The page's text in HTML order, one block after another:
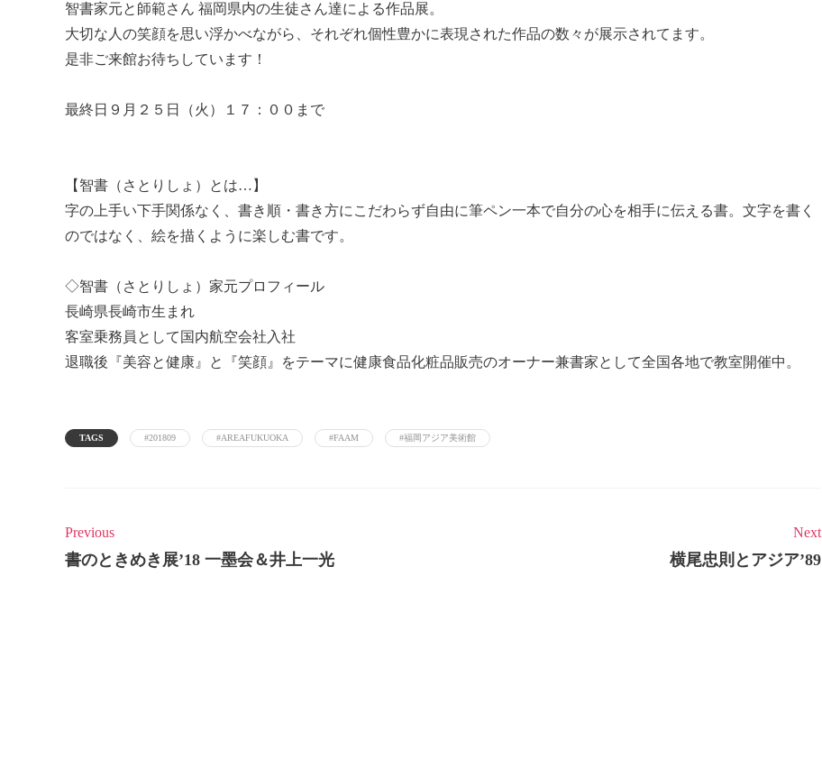
智書家元と師範さん 福岡県内の生徒さん達による作品展。
大切な人の笑顔を思い浮かべながら、それぞれ個性豊かに表現された作品の数々が展示されてます。
是非ご来館お待ちしています！
最終日９月２５日（火）１７：００まで
【智書（さとりしょ）とは…】
字の上手い下手関係なく、書き順・書き方にこだわらず自由に筆ペン一本で自分の心を相手に伝える書。文字を書く
のではなく、絵を描くように楽しむ書です。
◇智書（さとりしょ）家元プロフィール
長崎県長崎市生まれ
客室乗務員として国内航空会社入社
退職後『美容と健康』と『笑顔』をテーマに健康食品化粧品販売のオーナー兼書家として全国各地で教室開催中。
TAGS #201809 #AREAFUKUOKA #FAAM #福岡アジア美術館
Previous
書のときめき展’18 一墨会＆井上一光
Next
横尾忠則とアジア’89